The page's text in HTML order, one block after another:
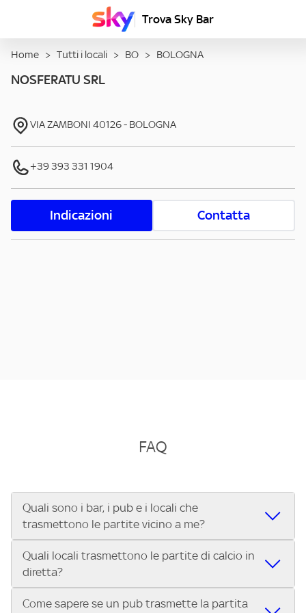
Trova Sky Bar
Home > Tutti i locali > BO > BOLOGNA
NOSFERATU SRL
VIA ZAMBONI 40126- BOLOGNA
+39 393 331 1904
Indicazioni Contatta
FAQ
Quali sono i bar, i pub e i locali che
trasmettono le partite vicino a me?
Se cerchi un bar, pub, ristorante o locale vicino a te per
vedere le partite di Serie A ENILIVE, la Serie C Sky Wifi, la
UEFA Champions League, la UEFA Europa League, la UEFA
Conference League, il Tennis, la Formula 1®, la MotoGP™ e
Quali locali trasmettono le partite di calcio in
diretta?
Vuoi sapere quali bar, pub o ristoranti mostrano le partite
Come sapere se un pub trasmette la partita